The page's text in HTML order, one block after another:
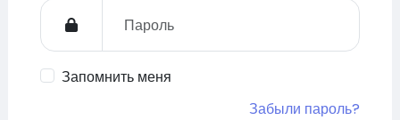
Запомнить меня
Забыли пароль?